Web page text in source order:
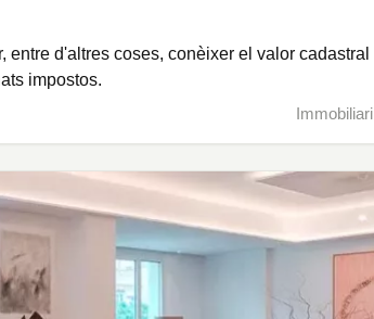
d'altres coses, conèixer el valor cadastral
impostos.
Immobiliari